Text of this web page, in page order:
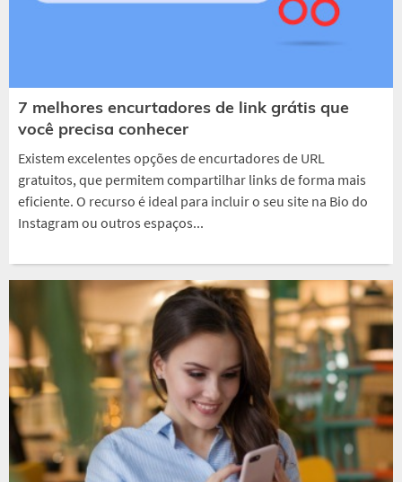
7 melhores encurtadores de link grátis que
você precisa conhecer
Existem excelentes opções de encurtadores de URL
gratuitos, que permitem compartilhar links de forma mais
eficiente. O recurso é ideal para incluir o seu site na Bio do
Instagram ou outros espaços...